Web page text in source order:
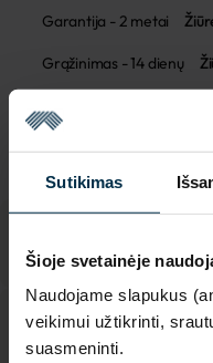
Sutikimas
Šioje svetainėje
Naudojame slapukus
veikimui užtikrinti,
suasmeninti.
Garantija - 2 metai
Grąžinimas - 14 dienų
Panevėžys, 35113